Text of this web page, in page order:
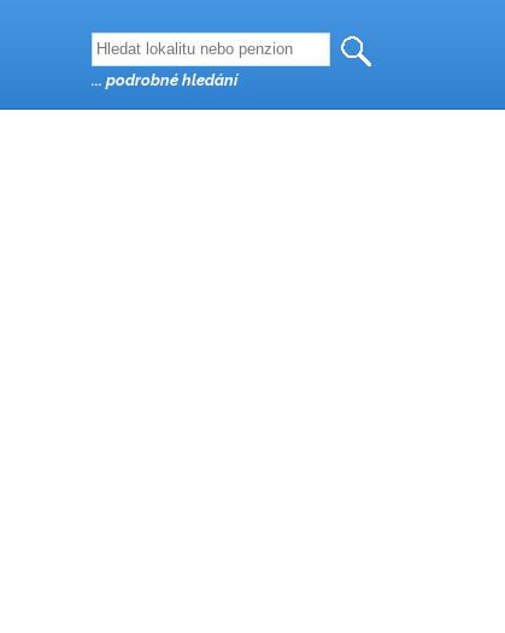
... podrobné hledání